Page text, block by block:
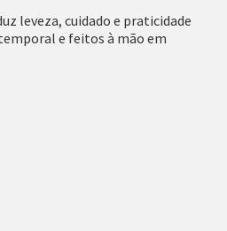
leveza, cuidado e praticidade
e feitos à mão em